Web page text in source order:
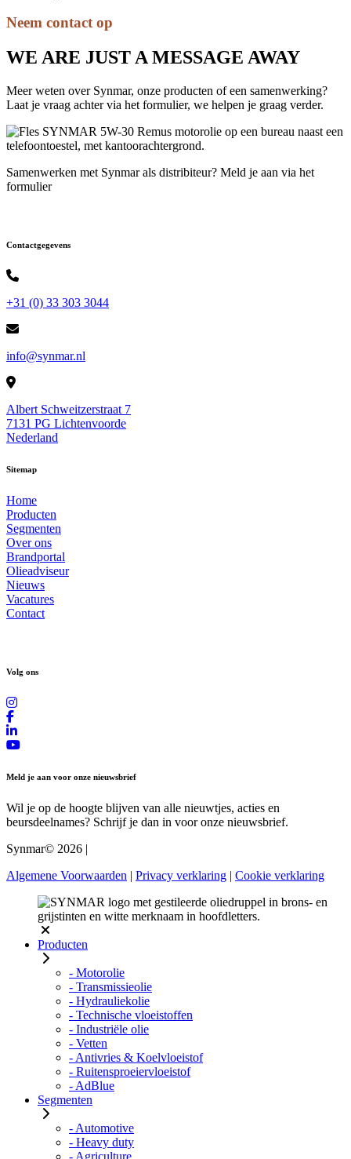
Neem contact op
WE ARE JUST A MESSAGE AWAY
Meer weten over Synmar, onze producten of een samenwerking?
Laat je vraag achter via het formulier, we helpen je graag verder.
Samenwerken met Synmar als distribiteur? Meld je aan via het
formulier
Contactgegevens
+31 (0) 33 303 3044
info@synmar.nl
Albert Schweitzerstraat 7
7131 PG Lichtenvoorde
Nederland
Sitemap
Home
Producten
Segmenten
Over ons
Brandportal
Olieadviseur
Nieuws
Vacatures
Contact
Volg ons
Meld je aan voor onze nieuwsbrief
Wil je op de hoogte blijven van alle nieuwtjes, acties en
beursdeelnames? Schrijf je dan in voor onze nieuwsbrief.
Synmar© 2026 |
Algemene Voorwaarden | Privacy verklaring | Cookie verklaring
Producten
- Motorolie
- Transmissieolie
- Hydrauliekolie
- Technische vloeistoffen
- Industriële olie
- Vetten
- Antivries & Koelvloeistof
- Ruitensproeiervloeistof
- AdBlue
Segmenten
- Automotive
- Heavy duty
- Agriculture